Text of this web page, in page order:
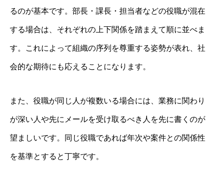
るのが基本です。部長・課長・担当者などの役職が混在
する場合は、それぞれの上下関係を踏まえて順に並べま
す。これによって組織の序列を尊重する姿勢が表れ、社
会的な期待にも応えることになります。
また、役職が同じ人が複数いる場合には、業務に関わり
が深い人や先にメールを受け取るべき人を先に書くのが
望ましいです。同じ役職であれば年次や案件との関係性
を基準とすると丁寧です。